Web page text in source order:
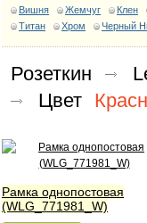
Вишня
Жемчуг
Клен
Титан
Хром Черный
Розеткин
Цвет
Рамка однопостовая
(WLG_771981_W)